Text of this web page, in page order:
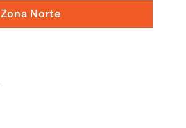
Zona Norte